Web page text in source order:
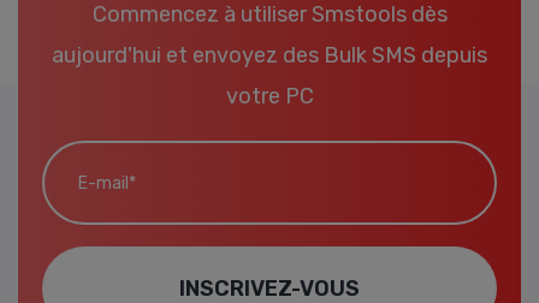
Commencez à utiliser Smstools dès
aujourd'hui et envoyez des Bulk SMS depuis
votre PC
E-mail*
INSCRIVEZ-VOUS